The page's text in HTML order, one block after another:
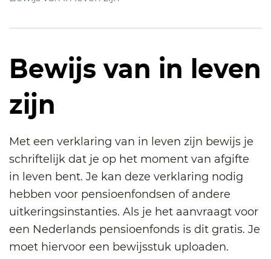
Bewijs van in leven
zijn
Met een verklaring van in leven zijn bewijs je
schriftelijk dat je op het moment van afgifte
in leven bent. Je kan deze verklaring nodig
hebben voor pensioenfondsen of andere
uitkeringsinstanties. Als je het aanvraagt voor
een Nederlands pensioenfonds is dit gratis. Je
moet hiervoor een bewijsstuk uploaden.